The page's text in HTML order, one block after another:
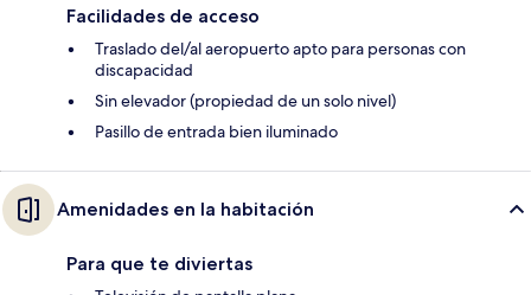
Facilidades de acceso
Traslado del/al aeropuerto apto para personas con
discapacidad
Sin elevador (propiedad de un solo nivel)
Pasillo de entrada bien iluminado
Amenidades en la habitación
Para que te diviertas